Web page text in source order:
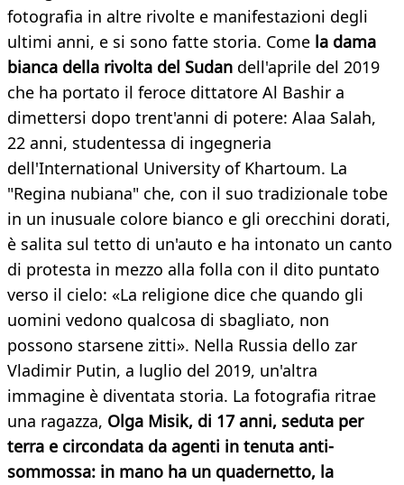
fotografia in altre rivolte e manifestazioni degli
ultimi anni, e si sono fatte storia. Come la dama
bianca della rivolta del Sudan dell'aprile del 2019
che ha portato il feroce dittatore Al Bashir a
dimettersi dopo trent'anni di potere: Alaa Salah,
22 anni, studentessa di ingegneria
dell'International University of Khartoum. La
"Regina nubiana" che, con il suo tradizionale tobe
in un inusuale colore bianco e gli orecchini dorati,
è salita sul tetto di un'auto e ha intonato un canto
di protesta in mezzo alla folla con il dito puntato
verso il cielo: «La religione dice che quando gli
uomini vedono qualcosa di sbagliato, non
possono starsene zitti». Nella Russia dello zar
Vladimir Putin, a luglio del 2019, un'altra
immagine è diventata storia. La fotografia ritrae
una ragazza, Olga Misik, di 17 anni, seduta per
terra e circondata da agenti in tenuta anti-
sommossa: in mano ha un quadernetto, la